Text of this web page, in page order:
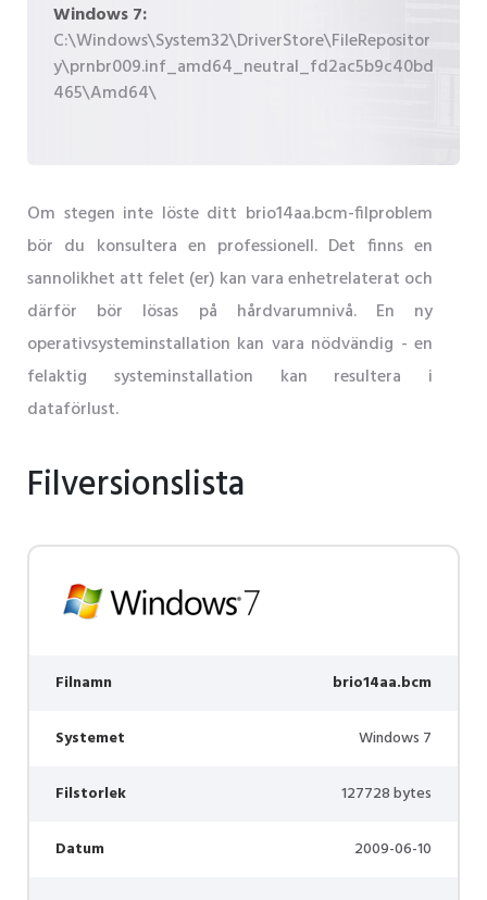
Windows 7:
C:\Windows\System32\DriverStore\FileRepositor
y\prnbr009.inf_amd64_neutral_fd2ac5b9c40bd
465\Amd64\
Om stegen inte löste ditt brio14aa.bcm-filproblem
bör du konsultera en professionell. Det finns en
sannolikhet att felet (er) kan vara enhetrelaterat och
därför bör lösas på hårdvarumnivå. En ny
operativsysteminstallation kan vara nödvändig - en
felaktig systeminstallation kan resultera i
dataförlust.
Filversionslista
Filnamn brio14aa.bcm
Systemet Windows 7
Filstorlek 127728 bytes
Datum 2009-06-10